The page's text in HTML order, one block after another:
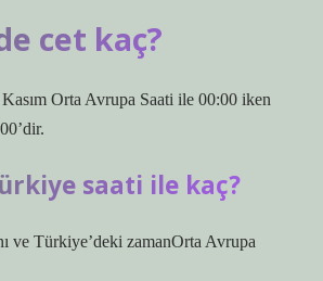
cet kaç?
Orta Avrupa Saati ile 00:00 iken
saati ile kaç?
ve Türkiye’deki zamanOrta Avrupa